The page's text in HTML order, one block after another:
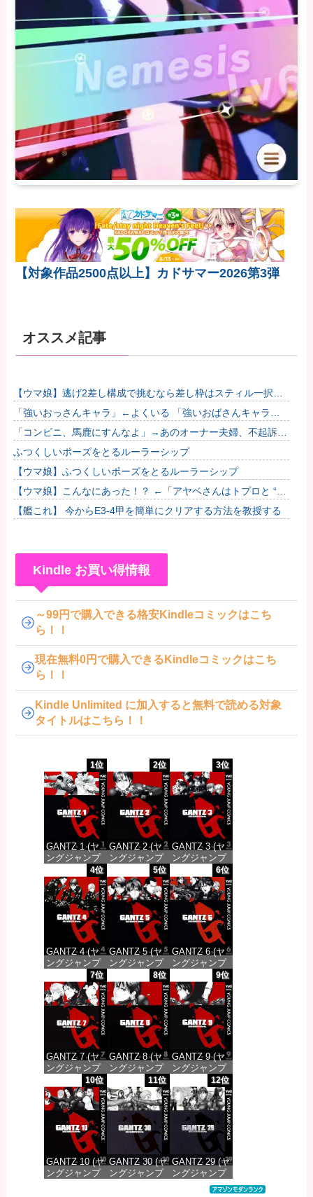
【対象作品2500点以上】カドサマー2026第3弾
オススメ記事
【ウマ娘】逃げ2差し構成で挑むなら差し枠はスティル一択な
のだ。他
「強いおっさんキャラ」←よくいる 「強いおばさんキャラ」
← 全然いない他
「コンビニ、馬鹿にすんなよ」→あのオーナー夫婦、不起訴ｗ
ｗｗｗｗｗｗｗｗ
ふつくしいポーズをとるルーラーシップ
【ウマ娘】ふつくしいポーズをとるルーラーシップ
【ウマ娘】こんなにあった！？ ←「アヤベさんはトプロと “1”
差だぞ」
【艦これ】 今からE3-4甲を簡単にクリアする方法を教授する
Kindle お買い得情報
～99円で購入できる格安Kindleコミックはこち
ら！！
現在無料0円で購入できるKindleコミックはこち
ら！！
Kindle Unlimited に加入すると無料で読める対象
タイトルはこちら！！
1位
GANTZ 1 (ヤ
ングジャンプ
コミックス
DIGITAL)
価格：¥100
2位
GANTZ 2 (ヤ
ングジャンプ
コミックス
DIGITAL)
価格：¥100
3位
GANTZ 3 (ヤ
ングジャンプ
コミックス
DIGITAL)
価格：¥100
4位
GANTZ 4 (ヤ
ングジャンプ
コミックス
DIGITAL)
価格：¥100
5位
GANTZ 5 (ヤ
ングジャンプ
コミックス
DIGITAL)
価格：¥100
6位
GANTZ 6 (ヤ
ングジャンプ
コミックス
DIGITAL)
価格：¥100
7位
GANTZ 7 (ヤ
ングジャンプ
コミックス
DIGITAL)
価格：¥100
8位
GANTZ 8 (ヤ
ングジャンプ
コミックス
DIGITAL)
価格：¥100
9位
GANTZ 9 (ヤ
ングジャンプ
コミックス
DIGITAL)
価格：¥100
10位
GANTZ 10 (ヤ
ングジャンプ
11位
GANTZ 30 (ヤ
ングジャンプ
12位
GANTZ 29 (ヤ
ングジャンプ
コミックス